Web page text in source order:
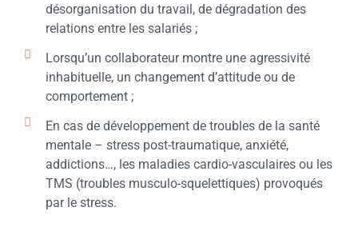
désorganisation du travail, de dégradation des
relations entre les salariés ;
Lorsqu’un collaborateur montre une agressivité
inhabituelle, un changement d’attitude ou de
comportement ;
En cas de développement de troubles de la santé
mentale – stress post-traumatique, anxiété,
addictions…, les maladies cardio-vasculaires ou les
TMS (troubles musculo-squelettiques) provoqués
par le stress.